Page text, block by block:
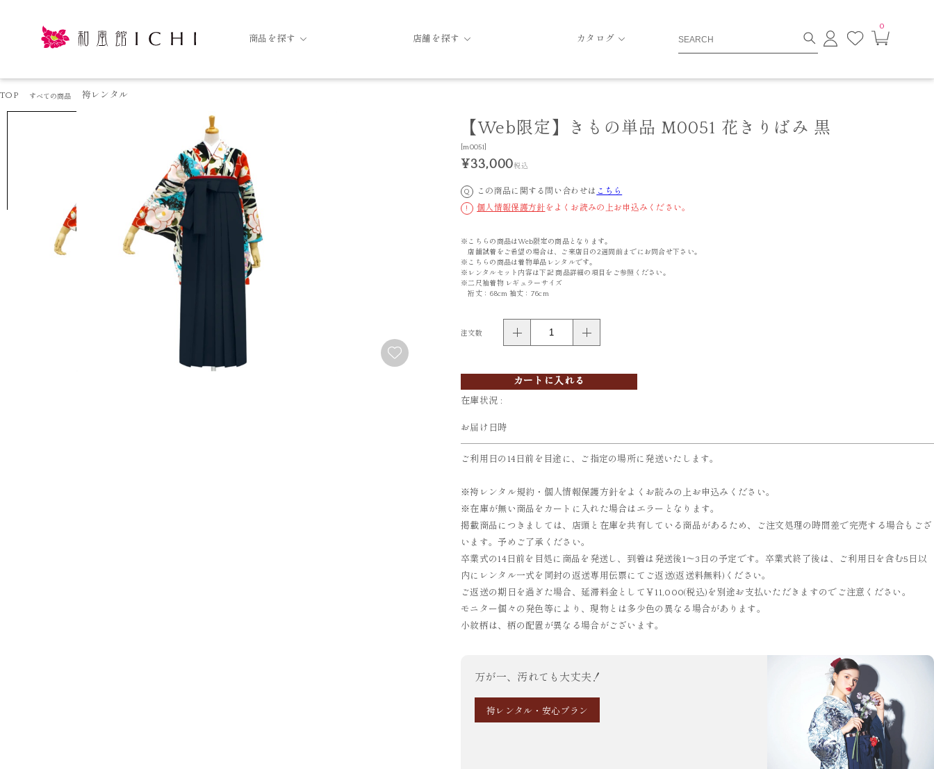
商品を探す
HAKAMA
RENTAL
袴レンタル
FURISODE
振袖
YUKATA
店舗を探す カタログ
ロ
グ
お
0
TOP すべての商品 袴レンタル
【Web限定】きもの単品 M0051 花きりばみ 黒
[m0051]
¥33,000税込
Q この商品に関する問い合わせは こちら
! 個人情報保護方針をよくお読みの上お申込みください。
※こちらの商品はWeb限定の商品となります。
店舗試着をご希望の場合は、ご来店日の2週間前までにお問合せ下さい。
※こちらの商品は着物単品レンタルです。
※レンタルセット内容は下記 商品詳細の項目をご参照ください。
※二尺袖着物 レギュラーサイズ
裄丈：68cm 袖丈：76cm
注文数
カートに入れる
在庫状況 :
お届け日時
ご利用日の14日前を目途に、ご指定の場所に発送いたします。
※袴レンタル規約・個人情報保護方針をよくお読みの上お申込みください。
※在庫が無い商品をカートに入れた場合はエラーとなります。
掲載商品につきましては、店頭と在庫を共有している商品があるため、ご注文処理の時間差で完売する場合もござ
います。予めご了承ください。
卒業式の14日前を目処に商品を発送し、到着は発送後1～3日の予定です。卒業式終了後は、ご利用日を含む5日以
内にレンタル一式を同封の返送専用伝票にてご返送(返送料無料)ください。
ご返送の期日を過ぎた場合、延滞料金として￥11,000(税込)を別途お支払いただきますのでご注意ください。
モニター個々の発色等により、現物とは多少色の異なる場合があります。
小紋柄は、柄の配置が異なる場合がございます。
万が一、汚れても大丈夫！
袴レンタル・安心プラン